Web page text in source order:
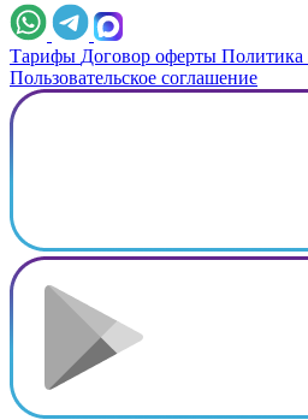
Тарифы Договор оферты Политика
Пользовательское соглашение